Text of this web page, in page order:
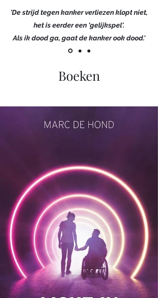
'De strijd tegen kanker verliezen klopt niet,
het is eerder een 'gelijkspel'.
Als ik dood ga, gaat de kanker ook dood.'
Boeken